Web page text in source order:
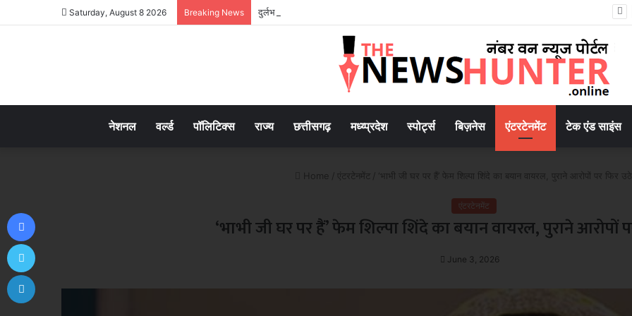
Saturday, August 8 2026 Breaking News दुर्लभ पैंगोलिन तस्करी मामले में आरोपी की जमानत याचिका खारिज
नेशनल वर्ल्ड पॉलिटिक्स राज्य छत्तीसगढ़ मध्य्प्रदेश स्पोर्ट्स बिज़नेस एंटरटेनमेंट टेक एंड साइंस
Home / एंटरटेनमेंट / ‘भाभी जी घर पर हैं’ फेम शिल्पा शिंदे का बयान वायरल, पुराने आरोपों पर फिर
एंटरटेनमेंट
‘भाभी जी घर पर हैं’ फेम शिल्पा शिंदे का बयान वायरल, पुराने
June 3, 2026